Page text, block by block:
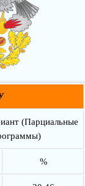
(Парциальные
%